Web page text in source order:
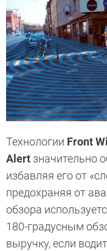
Технологии Front
Alert значительно
избавляя его от
предохраняя от
обзора
180-градусным
выручку, если